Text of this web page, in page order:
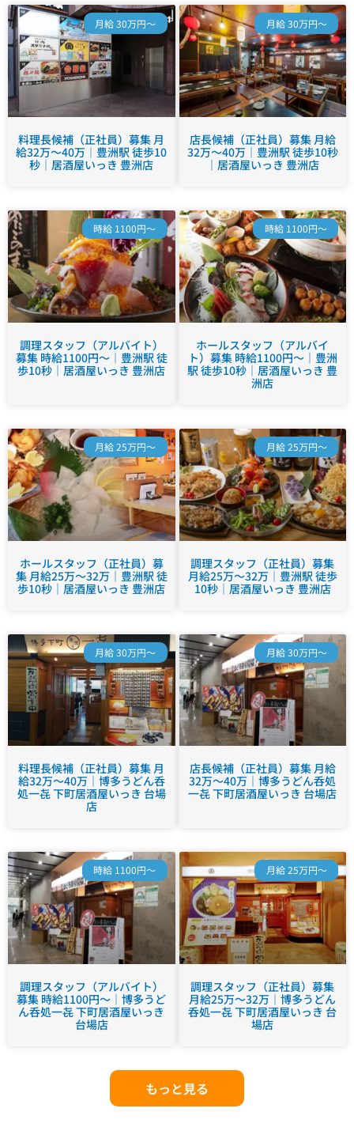
月給 30万円～
料理長候補（正社員）募集 月
給32万～40万｜豊洲駅 徒歩10
秒｜居酒屋いっき 豊洲店
月給 30万円～
店長候補（正社員）募集 月給
32万～40万｜豊洲駅 徒歩10秒
｜居酒屋いっき 豊洲店
時給 1100円～
調理スタッフ（アルバイト）
募集 時給1100円～｜豊洲駅 徒
歩10秒｜居酒屋いっき 豊洲店
時給 1100円～
ホールスタッフ（アルバイ
ト）募集 時給1100円～｜豊洲
駅 徒歩10秒｜居酒屋いっき 豊
洲店
月給 25万円～
ホールスタッフ（正社員）募
集 月給25万～32万｜豊洲駅 徒
歩10秒｜居酒屋いっき 豊洲店
月給 25万円～
調理スタッフ（正社員）募集
月給25万～32万｜豊洲駅 徒歩
10秒｜居酒屋いっき 豊洲店
月給 30万円～
料理長候補（正社員）募集 月
給32万～40万｜博多うどん呑
処一㐂 下町居酒屋いっき 台場
店
月給 30万円～
店長候補（正社員）募集 月給
32万～40万｜博多うどん呑処
一㐂 下町居酒屋いっき 台場店
時給 1100円～
調理スタッフ（アルバイト）
募集 時給1100円～｜博多うど
ん呑処一㐂 下町居酒屋いっき
台場店
月給 25万円～
調理スタッフ（正社員）募集
月給25万～32万｜博多うどん
呑処一㐂 下町居酒屋いっき 台
場店
もっと見る